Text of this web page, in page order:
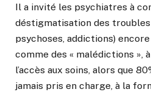
Il a invité les psychiatres à
déstigmatisation des
psychoses, addictions)
comme des « malédictions »,
l’accès aux soins, alors que
jamais pris en charge, à la